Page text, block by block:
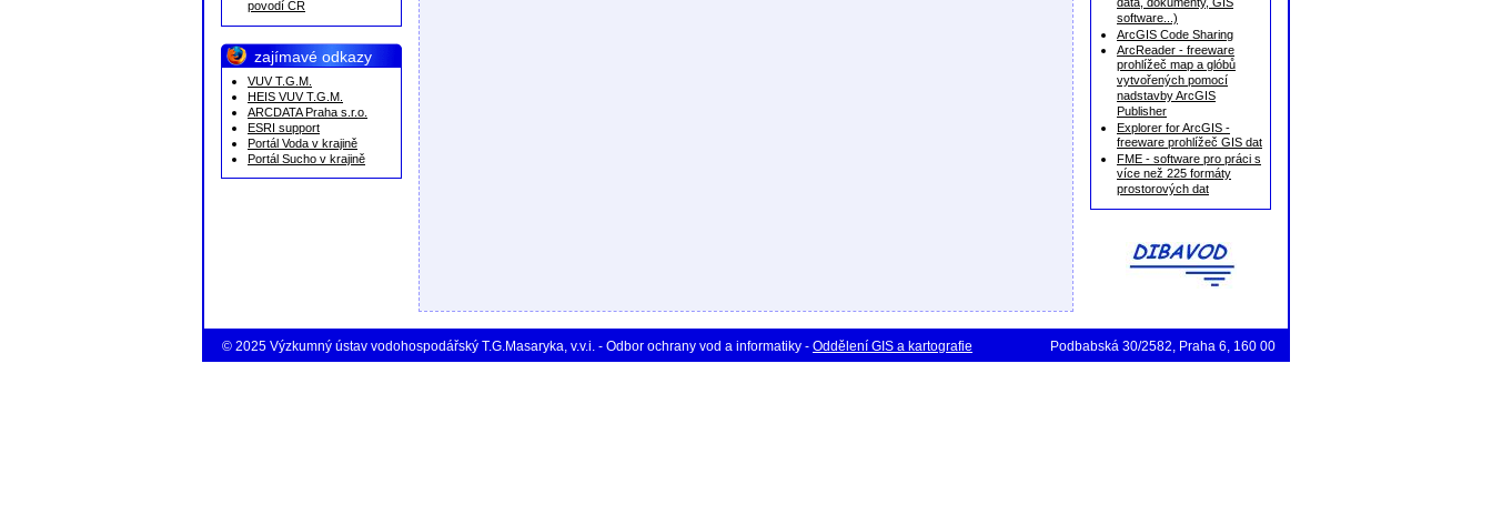
povodí ČR
zajímavé odkazy
VUV T.G.M.
HEIS VUV T.G.M.
ARCDATA Praha s.r.o.
ESRI support
Portál Voda v krajině
Portál Sucho v krajině
data, dokumenty, GIS
software...)
ArcGIS Code Sharing
ArcReader - freeware
prohlížeč map a glóbů
vytvořených pomocí
nadstavby ArcGIS
Publisher
Explorer for ArcGIS -
freeware prohlížeč GIS dat
FME - software pro práci s
více než 225 formáty
prostorových dat
Podbabská 30/2582, Praha 6, 160 00
© 2025 Výzkumný ústav vodohospodářský T.G.Masaryka, v.v.i. - Odbor ochrany vod a informatiky - Oddělení GIS a kartografie